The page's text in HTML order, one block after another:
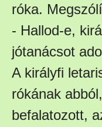
róka.
- Hallod-e,
jótanácsot
A királyfi
rókának
befalatozott,